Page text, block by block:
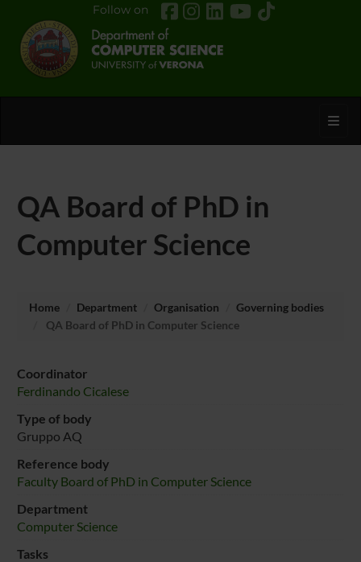
Follow on
QA Board of PhD in
Computer Science
Home Department Organisation
Governing bodies
QA Board of PhD in Computer Science
Coordinator
Ferdinando Cicalese
Type of body
Gruppo AQ
Reference body
Faculty Board of PhD in Computer Science
Department
Computer Science
Tasks